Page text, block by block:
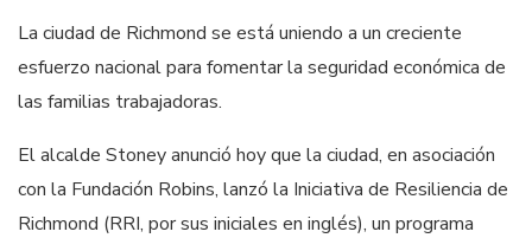
La ciudad de Richmond se está uniendo a un creciente
esfuerzo nacional para fomentar la seguridad económica de
las familias trabajadoras.
El alcalde Stoney anunció hoy que la ciudad, en asociación
con la Fundación Robins, lanzó la Iniciativa de Resiliencia de
Richmond (RRI, por sus iniciales en inglés), un programa